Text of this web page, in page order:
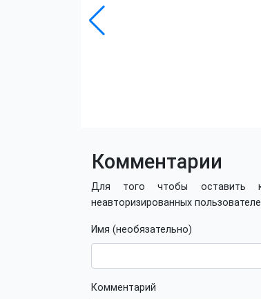
Комментарии
Для того чтобы оставить
неавторизированных
Имя (необязательно)
Комментарий